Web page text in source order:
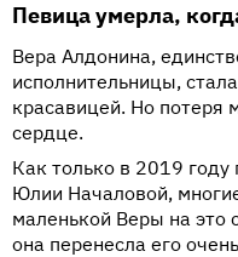
Певица умерла,
Вера Алдонина,
исполнительницы,
красавицей. Но потеря
сердце.
Как только в 2019 году
Юлии Началовой,
маленькой Веры на это
она перенесла его